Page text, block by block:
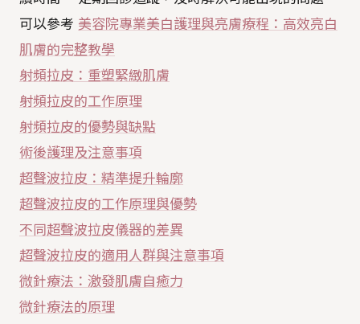
可以參考 美容院專業美白護理與亮膚療程：高效亮白
肌膚的完整教學
射頻拉皮：重塑緊緻肌膚
射頻拉皮的工作原理
射頻拉皮的優勢與缺點
術後護理及注意事項
超聲波拉皮：精準提升輪廓
超聲波拉皮的工作原理與優勢
不同超聲波拉皮儀器的差異
超聲波拉皮的適用人群與注意事項
微針療法：激發肌膚自癒力
微針療法的原理